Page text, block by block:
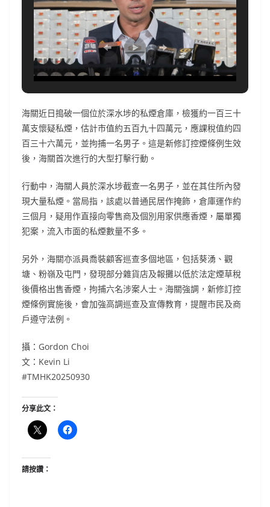
海關近日搗破一個位於深水埗的私煙倉庫，檢獲約一百三十
萬支懷疑私煙，估計市值約五百九十四萬元，應課稅值約四
百三十六萬元，並拘捕一名男子。這是新修訂控煙條例生效
後，海關首次進行的大型打擊行動。
行動中，海關人員於深水埗截查一名男子，並在其住所內發
現大量私煙。當局指，該處以普通民居作掩飾，倉庫運作約
三個月，疑用作直接向零售商及個別用家供應香煙，屬單獨
犯案，流入市面的私煙數量不多。
另外，海關亦派員喬裝顧客巡查多個地區，包括葵湧、觀
塘、粉嶺及屯門，發現部分雜貨店及報攤以低於法定煙草稅
後價格出售香煙，拘捕六名涉案人士。海關強調，新修訂控
煙條例實施後，會加強高調巡查及宣傳教育，提醒市民及商
戶遵守法例。
攝：Gordon Choi
文：Kevin Li
#TMHK20250930
分享此文：
請按讚：